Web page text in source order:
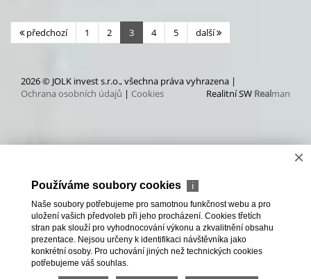
předchozí 1 2 3 4 5 další
2026 © JOLK invest s.r.o., všechna práva vyhrazena |
Ochrana osobních údajů | Cookies Realitní SW Realman
×
Používáme soubory cookies ℹ
Naše soubory potřebujeme pro samotnou funkčnost webu a pro
uložení vašich předvoleb při jeho procházení. Cookies třetích
stran pak slouží pro vyhodnocování výkonu a zkvalitnění obsahu
prezentace. Nejsou určeny k identifikaci návštěvníka jako
konkrétní osoby. Pro uchování jiných než technických cookies
potřebujeme váš souhlas.